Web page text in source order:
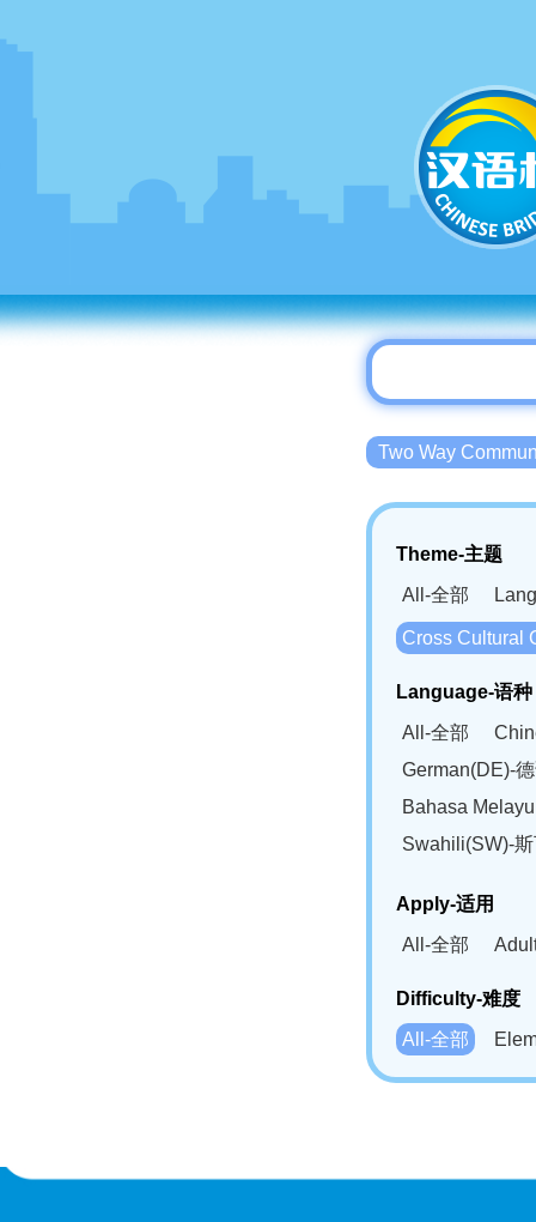
Two Way
Theme-主题
All-全部
Cross Cultural
Language-语种
All-全部
German(DE)-
Bahasa
Swahili(SW)-
Apply-适用
All-全部
Difficulty-难度
All-全部